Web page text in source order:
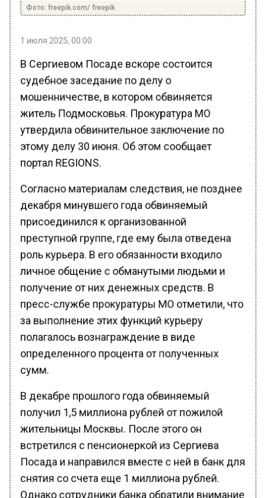
Фото: freepik.com/ freepik
1 июля 2025, 00:00
В Сергиевом Посаде вскоре состоится
судебное заседание по делу о
мошенничестве, в котором обвиняется
житель Подмосковья. Прокуратура МО
утвердила обвинительное заключение по
этому делу 30 июня. Об этом сообщает
портал REGIONS.
Согласно материалам следствия, не позднее
декабря минувшего года обвиняемый
присоединился к организованной
преступной группе, где ему была отведена
роль курьера. В его обязанности входило
личное общение с обманутыми людьми и
получение от них денежных средств. В
пресс-службе прокуратуры МО отметили, что
за выполнение этих функций курьеру
полагалось вознаграждение в виде
определенного процента от полученных
сумм.
В декабре прошлого года обвиняемый
получил 1,5 миллиона рублей от пожилой
жительницы Москвы. После этого он
встретился с пенсионеркой из Сергиева
Посада и направился вместе с ней в банк для
снятия со счета еще 1 миллиона рублей.
Однако сотрудники банка обратили внимание